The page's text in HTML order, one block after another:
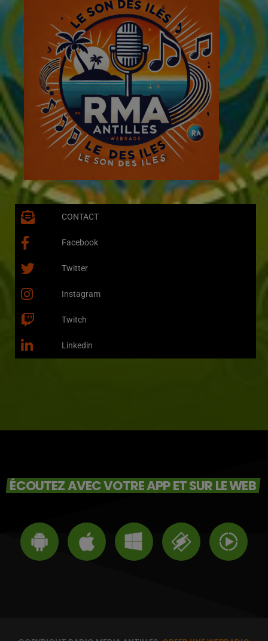
CONTACT
Facebook
Twitter
Instagram
Twitch
Linkedin
ÉCOUTEZ AVEC VOTRE APP ET SUR LE WEB